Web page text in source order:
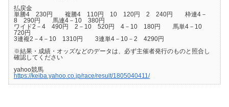
払戻金
単勝4 230円 複勝4 110円 10 120円 2 240円 枠連4－
8 290円 馬連4－10 380円
ワイド2－4 490円 2－10 520円 4－10 180円 馬単4－10
720円
3連複2－4－10 1310円 3連単4－10－2 4290円
※結果・成績・オッズなどのデータは、必ず主催者発行のものと照合し
確認してください
yahoo競馬
https://keiba.yahoo.co.jp/race/result/1805040411/